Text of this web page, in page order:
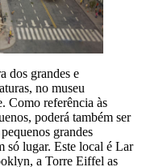
dos grandes e
no museu
Como referência às
poderá também ser
grandes
só lugar. Este local é Lar
a Torre Eiffel as